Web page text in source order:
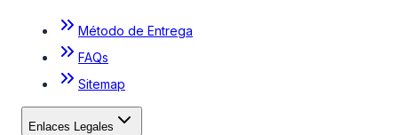
Método de Entrega
FAQs
Sitemap
Enlaces Legales